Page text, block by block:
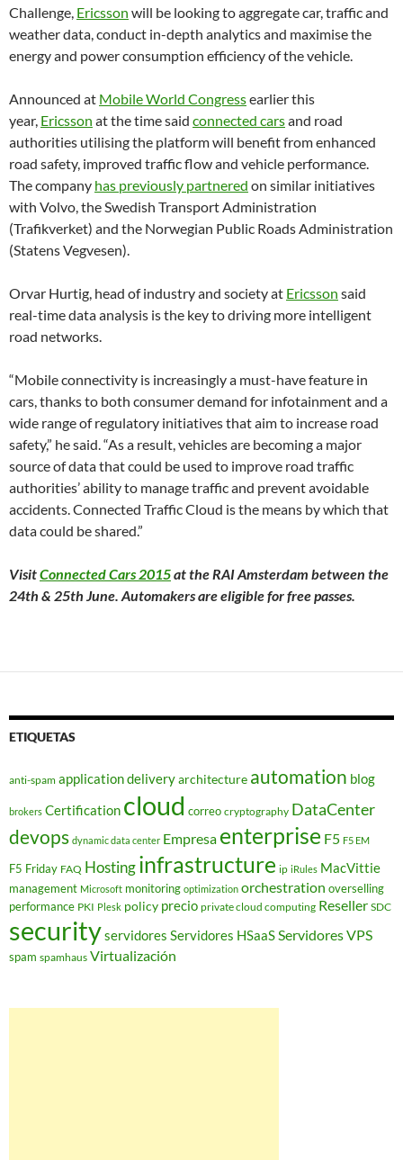
Challenge, Ericsson will be looking to aggregate car, traffic and
weather data, conduct in-depth analytics and maximise the
energy and power consumption efficiency of the vehicle.
Announced at Mobile World Congressearlier this
year, Ericsson at the time said connected carsand road
authorities utilising the platform will benefit from enhanced
road safety, improved traffic flow and vehicle performance.
The company has previously partnered on similar initiatives
with Volvo, the Swedish Transport Administration
(Trafikverket) and the Norwegian Public Roads Administration
(Statens Vegvesen).
Orvar Hurtig, head of industry and society at Ericsson said
real-time data analysis is the key to driving more intelligent
road networks.
“Mobile connectivity is increasingly a must-have feature in
cars, thanks to both consumer demand for infotainment and a
wide range of regulatory initiatives that aim to increase road
safety,” he said. “As a result, vehicles are becoming a major
source of data that could be used to improve road traffic
authorities’ ability to manage traffic and prevent avoidable
accidents. Connected Traffic Cloud is the means by which that
data could be shared.”
VisitConnected Cars 2015at the RAI Amsterdam between the
24th & 25th June. Automakers are eligible for free passes.
ETIQUETAS
anti-spam application deliveryarchitecture automation blog
brokers Certification cloud correo cryptography DataCenter
devops dynamic data center Empresa enterprise F5 F5 EM
F5 Friday FAQ Hostinginfrastructure ip iRules MacVittie
management Microsoft monitoring optimization orchestration overselling
performance PKI Plesk policy precio private cloud computing Reseller SDC
securityservidores Servidores HSaaSServidores VPS
spam spamhaus Virtualización